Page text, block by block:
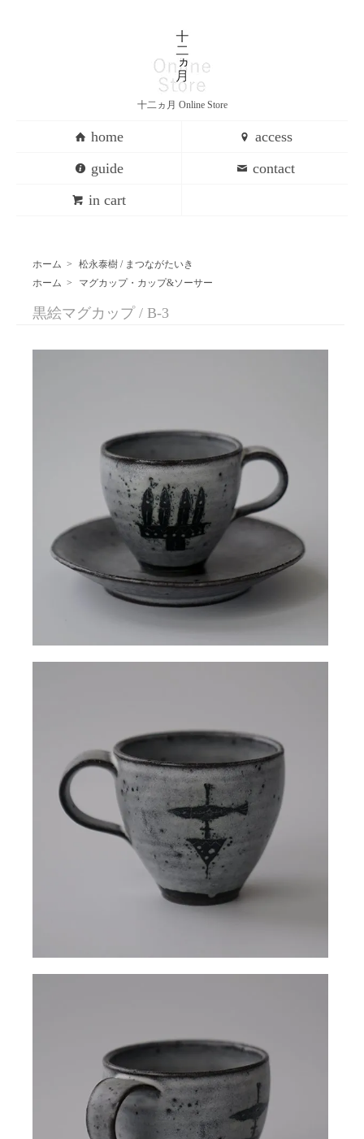
十二ヵ月 Online Store
home
access
guide
contact
in cart
ホーム >
松永泰樹 / まつながたいき
ホーム > マグカップ・カップ&ソーサー
黒絵マグカップ / B-3